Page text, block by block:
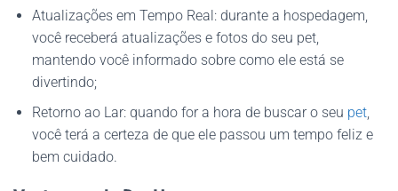
Atualizações em Tempo Real: durante a hospedagem,
você receberá atualizações e fotos do seu pet,
mantendo você informado sobre como ele está se
divertindo;
Retorno ao Lar: quando for a hora de buscar o seu pet,
você terá a certeza de que ele passou um tempo feliz e
bem cuidado.